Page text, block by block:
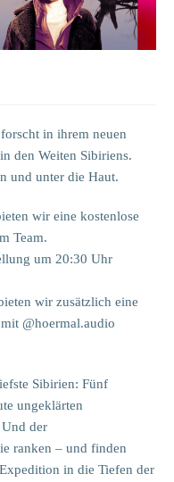
in ihrem neuen
den Weiten Sibiriens.
und unter die Haut.
wir eine kostenlose
Team.
um 20:30 Uhr
wir zusätzlich eine
@hoermal.audio
Sibirien: Fünf
ungeklärten
der
ranken – und finden
in die Tiefen der